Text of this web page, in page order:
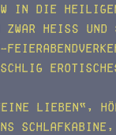
in die
zwar heiß und
Lieben“,